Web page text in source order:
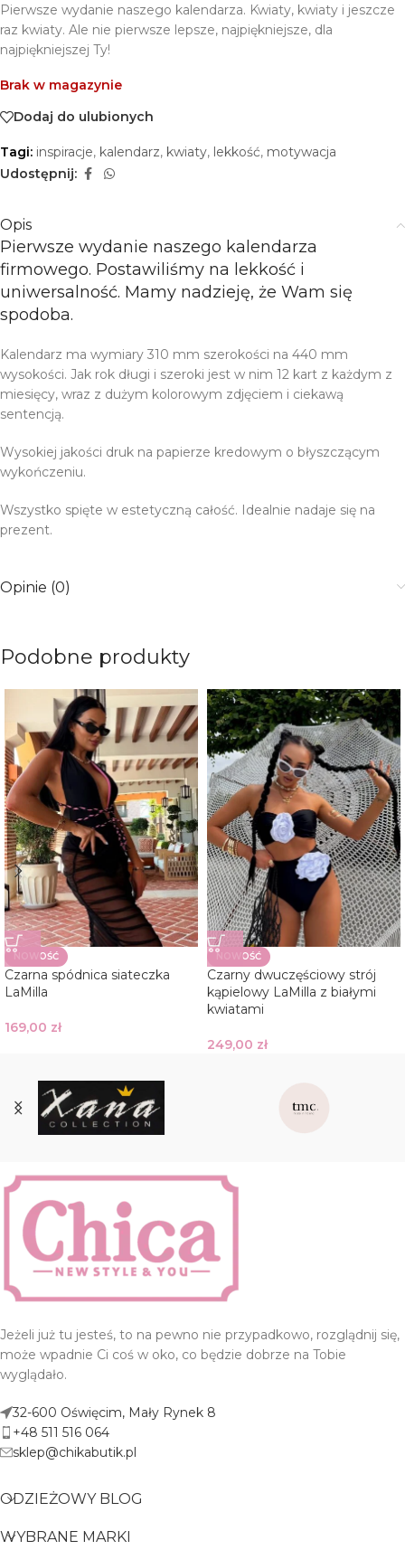
Pierwsze wydanie naszego kalendarza. Kwiaty, kwiaty i jeszcze
raz kwiaty. Ale nie pierwsze lepsze, najpiękniejsze, dla
najpiękniejszej Ty!
Brak w magazynie
Dodaj do ulubionych
Tagi: inspiracje, kalendarz, kwiaty, lekkość, motywacja
Udostępnij:
Opis
Pierwsze wydanie naszego kalendarza
firmowego. Postawiliśmy na lekkość i
uniwersalność. Mamy nadzieję, że Wam się
spodoba.
Kalendarz ma wymiary 310 mm szerokości na 440 mm
wysokości. Jak rok długi i szeroki jest w nim 12 kart z każdym z
miesięcy, wraz z dużym kolorowym zdjęciem i ciekawą
sentencją.
Wysokiej jakości druk na papierze kredowym o błyszczącym
wykończeniu.
Wszystko spięte w estetyczną całość. Idealnie nadaje się na
prezent.
Opinie (0)
Podobne produkty
NOWOŚĆ
Czarna spódnica siateczka
LaMilla
169,00 zł
NOWOŚĆ
Czarny dwuczęściowy strój
kąpielowy LaMilla z białymi
kwiatami
249,00 zł
Jeżeli już tu jesteś, to na pewno nie przypadkowo, rozglądnij się,
może wpadnie Ci coś w oko, co będzie dobrze na Tobie
wyglądało.
32-600 Oświęcim, Mały Rynek 8
+48 511 516 064
sklep@chikabutik.pl
ODZIEŻOWY BLOG
WYBRANE MARKI